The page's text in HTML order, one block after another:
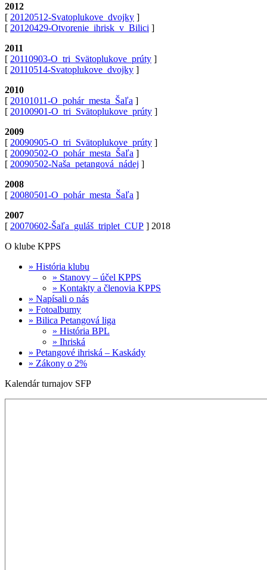
2012
[ 20120512-Svatoplukove_dvojky ]
[ 20120429-Otvorenie_ihrisk_v_Bilici ]
2011
[ 20110903-O_tri_Svätoplukove_prúty ]
[ 20110514-Svatoplukove_dvojky ]
2010
[ 20101011-O_pohár_mesta_Šaľa ]
[ 20100901-O_tri_Svätoplukove_prúty ]
2009
[ 20090905-O_tri_Svätoplukove_prúty ]
[ 20090502-O_pohár_mesta_Šaľa ]
[ 20090502-Naša_petangová_nádej ]
2008
[ 20080501-O_pohár_mesta_Šaľa ]
2007
[ 20070602-Šaľa_guláš_triplet_CUP ] 2018
O klube KPPS
» História klubu
» Stanovy – účel KPPS
» Kontakty a členovia KPPS
» Napísali o nás
» Fotoalbumy
» Bilica Petangová liga
» História BPL
» Ihriská
» Petangové ihriská – Kaskády
» Zákony o 2%
Kalendár turnajov SFP